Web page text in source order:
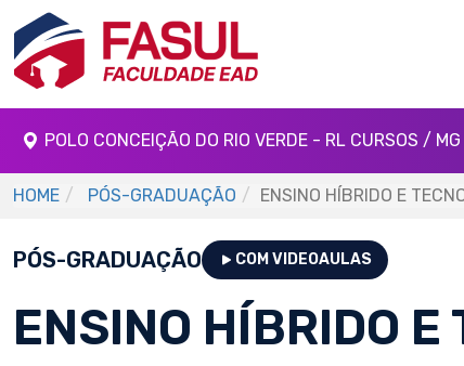
POLO CONCEIÇÃO DO RIO VERDE - RL CURSOS / MG
HOME PÓS-GRADUAÇÃO ENSINO HÍBRIDO E
PÓS-GRADUAÇÃO COM VIDEOAULAS
ENSINO HÍBRIDO